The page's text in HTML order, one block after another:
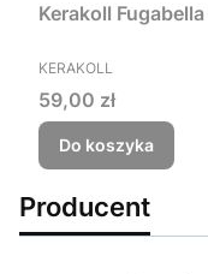
Kerakoll
PRODUCENT
KERAKOLL
Cena
59,00 zł
Do koszyka
Producent